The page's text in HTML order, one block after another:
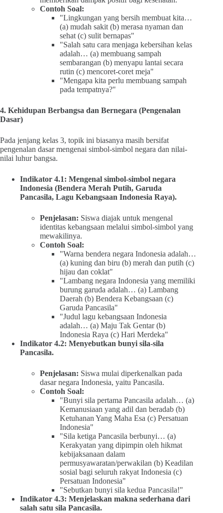
Contoh Soal:
"Lingkungan yang bersih membuat kita…
(a) mudah sakit (b) merasa nyaman dan
sehat (c) sulit bernapas"
"Salah satu cara menjaga kebersihan kelas
adalah… (a) membuang sampah
sembarangan (b) menyapu lantai secara
rutin (c) mencoret-coret meja"
"Mengapa kita perlu membuang sampah
pada tempatnya?"
4. Kehidupan Berbangsa dan Bernegara (Pengenalan
Dasar)
Pada jenjang kelas 3, topik ini biasanya masih bersifat
pengenalan dasar mengenai simbol-simbol negara dan nilai-
nilai luhur bangsa.
Indikator 4.1: Mengenal simbol-simbol negara
Indonesia (Bendera Merah Putih, Garuda
Pancasila, Lagu Kebangsaan Indonesia Raya).
Penjelasan: Siswa diajak untuk mengenal
identitas kebangsaan melalui simbol-simbol yang
mewakilinya.
Contoh Soal:
"Warna bendera negara Indonesia adalah…
(a) kuning dan biru (b) merah dan putih (c)
hijau dan coklat"
"Lambang negara Indonesia yang memiliki
burung garuda adalah… (a) Lambang
Daerah (b) Bendera Kebangsaan (c)
Garuda Pancasila"
"Judul lagu kebangsaan Indonesia
adalah… (a) Maju Tak Gentar (b)
Indonesia Raya (c) Hari Merdeka"
Indikator 4.2: Menyebutkan bunyi sila-sila
Pancasila.
Penjelasan: Siswa mulai diperkenalkan pada
dasar negara Indonesia, yaitu Pancasila.
Contoh Soal:
"Bunyi sila pertama Pancasila adalah… (a)
Kemanusiaan yang adil dan beradab (b)
Ketuhanan Yang Maha Esa (c) Persatuan
Indonesia"
"Sila ketiga Pancasila berbunyi… (a)
Kerakyatan yang dipimpin oleh hikmat
kebijaksanaan dalam
permusyawaratan/perwakilan (b) Keadilan
sosial bagi seluruh rakyat Indonesia (c)
Persatuan Indonesia"
"Sebutkan bunyi sila kedua Pancasila!"
Indikator 4.3: Menjelaskan makna sederhana dari
salah satu sila Pancasila.